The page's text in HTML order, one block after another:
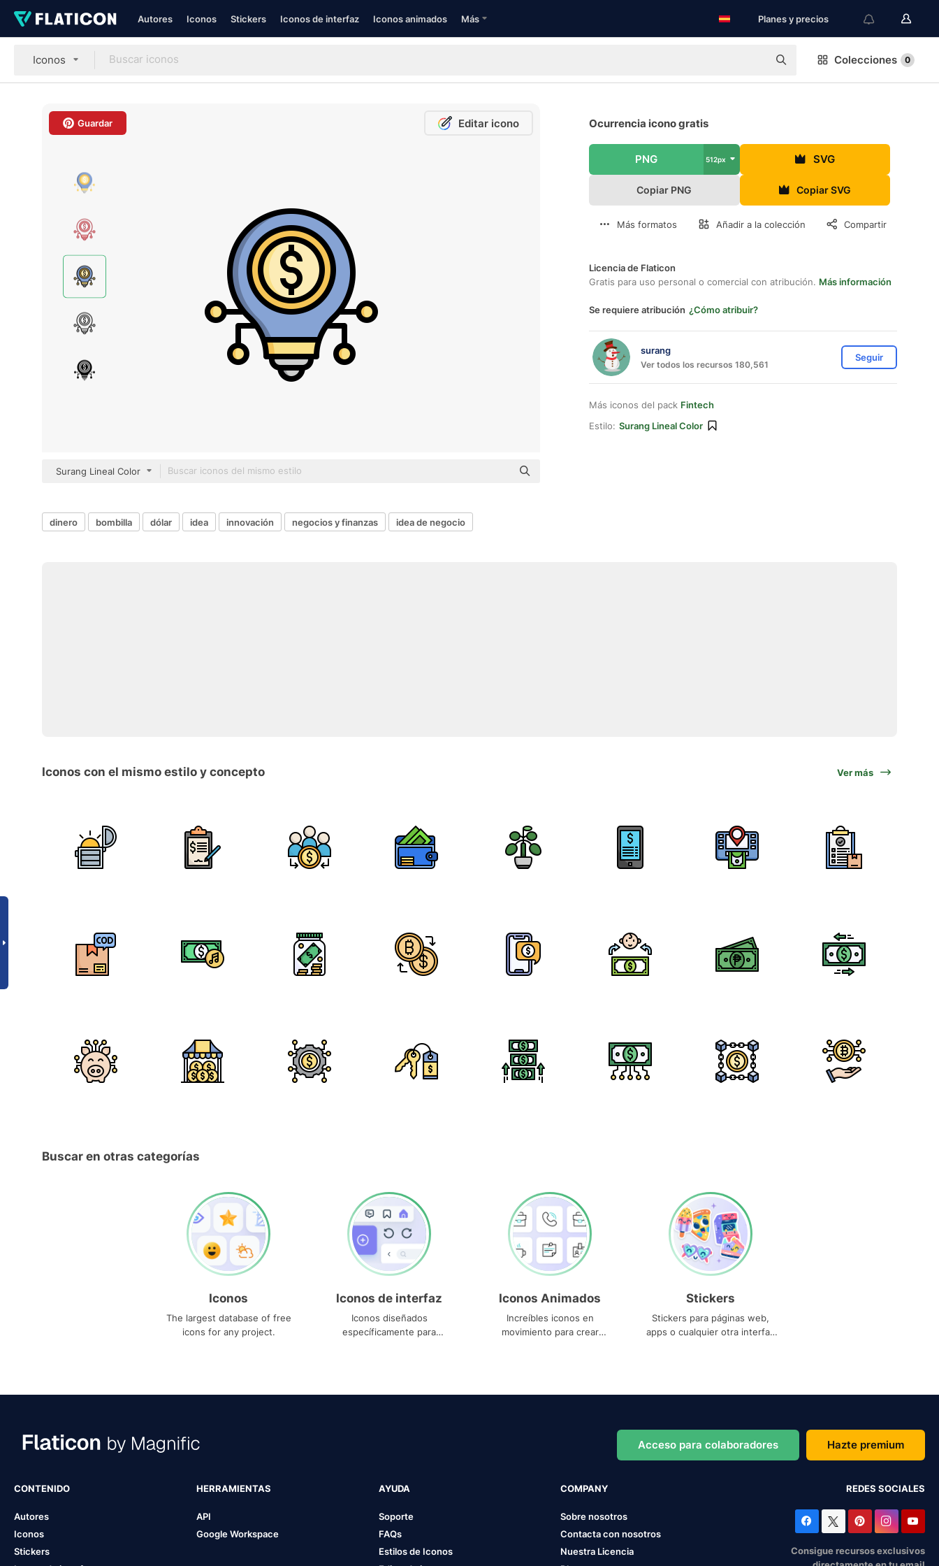
Autores Iconos Stickers Iconos de interfaz Iconos animados Más Planes y precios
Iconos Colecciones 0
Guardar Editar icono
Surang Lineal Color
Ocurrencia icono gratis
PNG 512px SVG
Copiar PNG Copiar SVG
Más formatos Añadir a la colección Compartir
Licencia de Flaticon
Gratis para uso personal o comercial con atribución. Más información
Se requiere atribución ¿Cómo atribuir?
surang
Ver todos los recursos 180,561
Seguir
Más iconos del pack Fintech
Estilo: Surang Lineal Color
dinero bombilla dólar idea innovación negocios y finanzas idea de negocio
Iconos con el mismo estilo y concepto Ver más
Buscar en otras categorías
Iconos
The largest database of free
icons for any project.
Iconos de interfaz
Iconos diseñados
específicamente para
Iconos Animados
Increíbles iconos en
movimiento para crear
Stickers
Stickers para páginas web,
apps o cualquier otra interfaz
Acceso para colaboradores Hazte premium
CONTENIDO
Autores
Iconos
Stickers
HERRAMIENTAS
API
Google Workspace
AYUDA
Soporte
FAQs
Estilos de Iconos
COMPANY
Sobre nosotros
Contacta con nosotros
Nuestra Licencia
REDES SOCIALES
Consigue recursos exclusivos